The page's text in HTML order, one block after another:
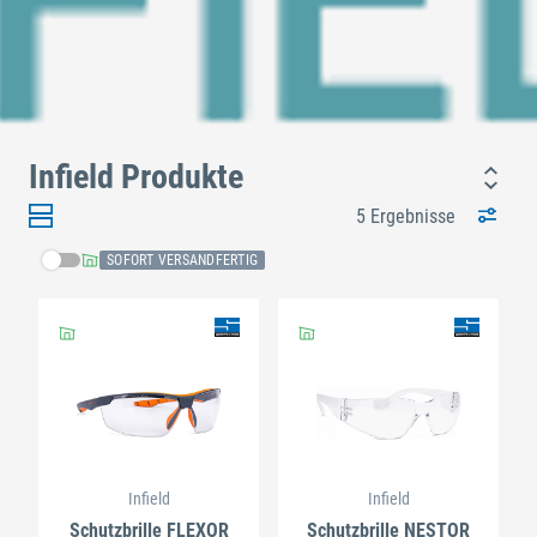
Infield Produkte
5 Ergebnisse
SOFORT VERSANDFERTIG
Infield
Schutzbrille FLEXOR
Infield
Schutzbrille NESTOR